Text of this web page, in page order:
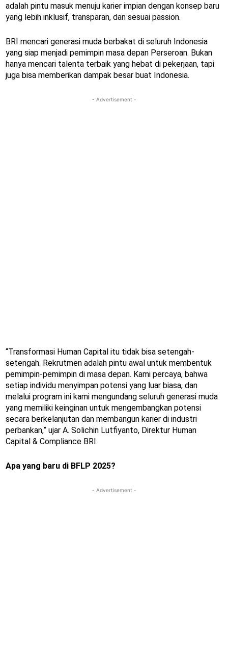
adalah pintu masuk menuju karier impian dengan konsep baru
yang lebih inklusif, transparan, dan sesuai passion.
BRI mencari generasi muda berbakat di seluruh Indonesia
yang siap menjadi pemimpin masa depan Perseroan. Bukan
hanya mencari talenta terbaik yang hebat di pekerjaan, tapi
juga bisa memberikan dampak besar buat Indonesia.
- Advertisement -
“Transformasi Human Capital itu tidak bisa setengah-
setengah. Rekrutmen adalah pintu awal untuk membentuk
pemimpin-pemimpin di masa depan. Kami percaya, bahwa
setiap individu menyimpan potensi yang luar biasa, dan
melalui program ini kami mengundang seluruh generasi muda
yang memiliki keinginan untuk mengembangkan potensi
secara berkelanjutan dan membangun karier di industri
perbankan,” ujar A. Solichin Lutfiyanto, Direktur Human
Capital & Compliance BRI.
Apa yang baru di BFLP 2025?
- Advertisement -